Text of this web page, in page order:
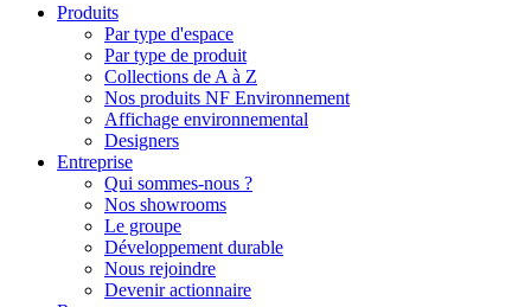
Produits
Par type d'espace
Par type de produit
Collections de A à Z
Nos produits NF Environnement
Affichage environnemental
Designers
Entreprise
Qui sommes-nous ?
Nos showrooms
Le groupe
Développement durable
Nous rejoindre
Devenir actionnaire